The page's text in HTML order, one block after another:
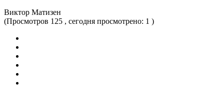
Виктор Матизен
(Просмотров 125 , сегодня просмотрено: 1 )